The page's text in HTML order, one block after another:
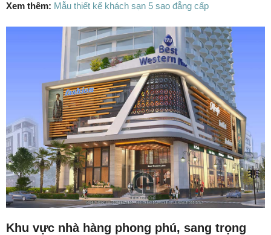
Xem thêm: Mẫu thiết kế khách sạn 5 sao đẳng cấp
Khu vực nhà hàng phong phú, sang trọng